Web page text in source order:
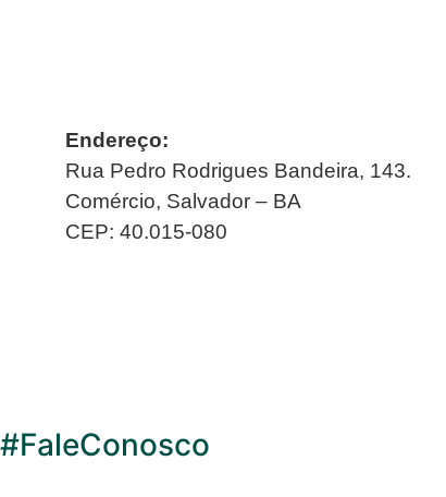
Endereço:
Rua Pedro Rodrigues Bandeira, 143.
Comércio, Salvador – BA
CEP: 40.015-080
#FaleConosco